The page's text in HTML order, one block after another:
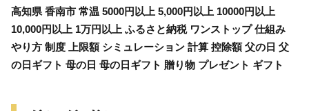
高知県 香南市 常温 5000円以上 5,000円以上 10000円以上
10,000円以上 1万円以上 ふるさと納税 ワンストップ 仕組み
やり方 制度 上限額 シミュレーション 計算 控除額 父の日 父
の日ギフト 母の日 母の日ギフト 贈り物 プレゼント ギフト